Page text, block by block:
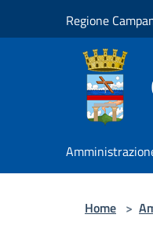
Regione
Home >